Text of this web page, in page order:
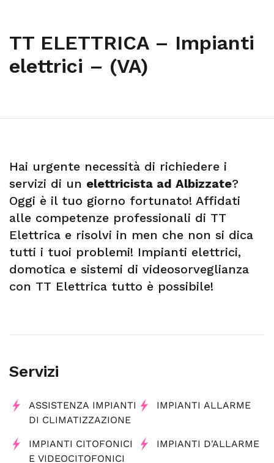
TT ELETTRICA – Impianti
elettrici – (VA)
Hai urgente necessità di richiedere i
servizi di un elettricista ad Albizzate?
Oggi è il tuo giorno fortunato! Affidati
alle competenze professionali di TT
Elettrica e risolvi in men che non si dica
tutti i tuoi problemi! Impianti elettrici,
domotica e sistemi di videosorveglianza
con TT Elettrica tutto è possibile!
Servizi
ASSISTENZA IMPIANTI
DI CLIMATIZZAZIONE
IMPIANTI ALLARME
IMPIANTI CITOFONICI
E VIDEOCITOFONICI
IMPIANTI D'ALLARME